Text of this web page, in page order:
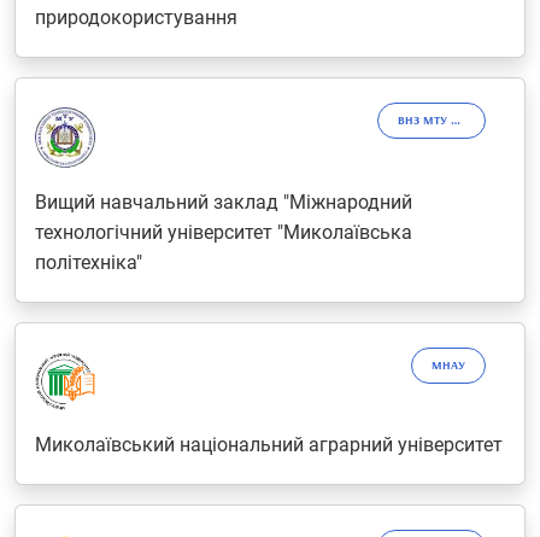
природокористування
ВНЗ МТУ "Миколаївська політехніка"
Вищий навчальний заклад "Міжнародний
технологічний університет "Миколаївська
політехніка"
МНАУ
Миколаївський національний аграрний університет